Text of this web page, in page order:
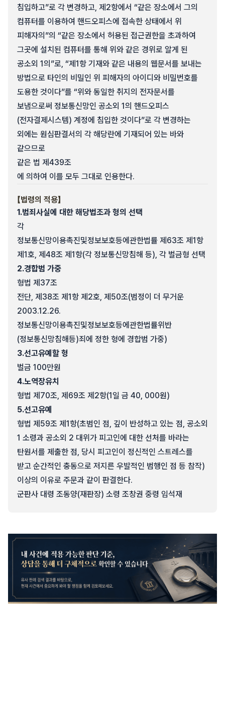
침입하고”로 각 변경하고, 제2항에서 “같은 장소에서 그의
컴퓨터를 이용하여 핸드오피스에 접속한 상태에서 위
피해자의”의 “같은 장소에서 허용된 접근권한을 초과하여
그곳에 설치된 컴퓨터를 통해 위와 같은 경위로 알게 된
공소외 1의”로, “제1항 기재와 같은 내용의 웹문서를 보내는
방법으로 타인의 비밀인 위 피해자의 아이디와 비밀번호를
도용한 것이다”를 “위와 동일한 취지의 전자문서를
보냄으로써 정보통신망인 공소외 1의 핸드오피스
(전자결제시스템) 계정에 침입한 것이다”로 각 변경하는
외에는 원심판결서의 각 해당란에 기재되어 있는 바와
같으므로
같은 법 제439조
에 의하여 이를 모두 그대로 인용한다.
【법령의 적용】
1.범죄사실에 대한 해당법조과 형의 선택
각
정보통신망이용촉진및정보보호등에관한법률 제63조 제1항
제1호, 제48조 제1항(각 정보통신망침해 등), 각 벌금형 선택
2.경합범 가중
형법 제37조
전단, 제38조 제1항 제2호, 제50조(범정이 더 무거운
2003.12.26.
정보통신망이용촉진및정보보호등에관한법률위반
(정보통신망침해등)죄에 정한 형에 경합범 가중)
3.선고유예할 형
벌금 100만원
4.노역장유치
형법 제70조, 제69조 제2항(1일 금 40, 000원)
5.선고유예
형법 제59조 제1항(초범인 점, 깊이 반성하고 있는 점, 공소외
1 소령과 공소외 2 대위가 피고인에 대한 선처를 바라는
탄원서를 제출한 점, 당시 피고인이 정신적인 스트레스를
받고 순간적인 충동으로 저지른 우발적인 범행인 점 등 참작)
이상의 이유로 주문과 같이 판결한다.
군판사 대령 조동양(재판장) 소령 조창권 중령 임석재